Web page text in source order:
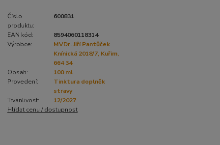
Číslo
produktu:
600831
EAN kód:
8594060118314
Výrobce:
MVDr. Jiří Pantůček
Knínická 2018/7, Kuřim,
664 34
Obsah:
100 ml
Provedení:
Tinktura doplněk
stravy
Trvanlivost:
12/2027
Hlídat cenu / dostupnost